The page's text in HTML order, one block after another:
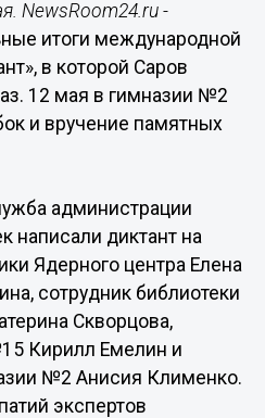
NewsRoom24.ru -
итоги международной
в которой Саров
12 мая в гимназии №2
и вручение памятных
администрации
написали диктант на
Ядерного центра Елена
сотрудник библиотеки
Скворцова,
Кирилл Емелин и
№2 Анисия Клименко.
экспертов